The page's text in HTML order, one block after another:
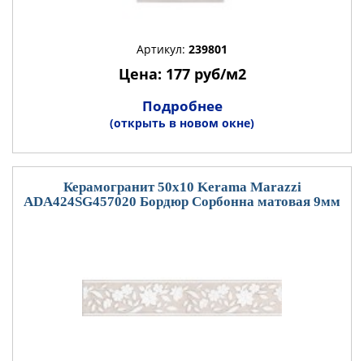
Артикул: 239801
Цена: 177 руб/м2
Подробнее
(открыть в новом окне)
Керамогранит 50x10 Kerama Marazzi
ADA424SG457020 Бордюр Сорбонна матовая 9мм